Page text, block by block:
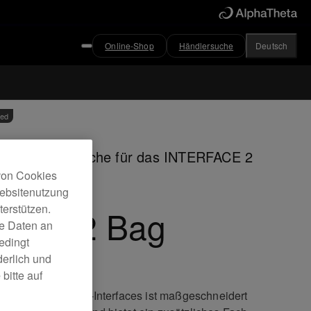
Online-Shop Händlersuche Deutsch
Interfacetasche für das INTERFACE 2
IF2 Bag
Tasche für Audio-Interfaces ist maßgeschneidert
Cookies
Daten an
und
auf